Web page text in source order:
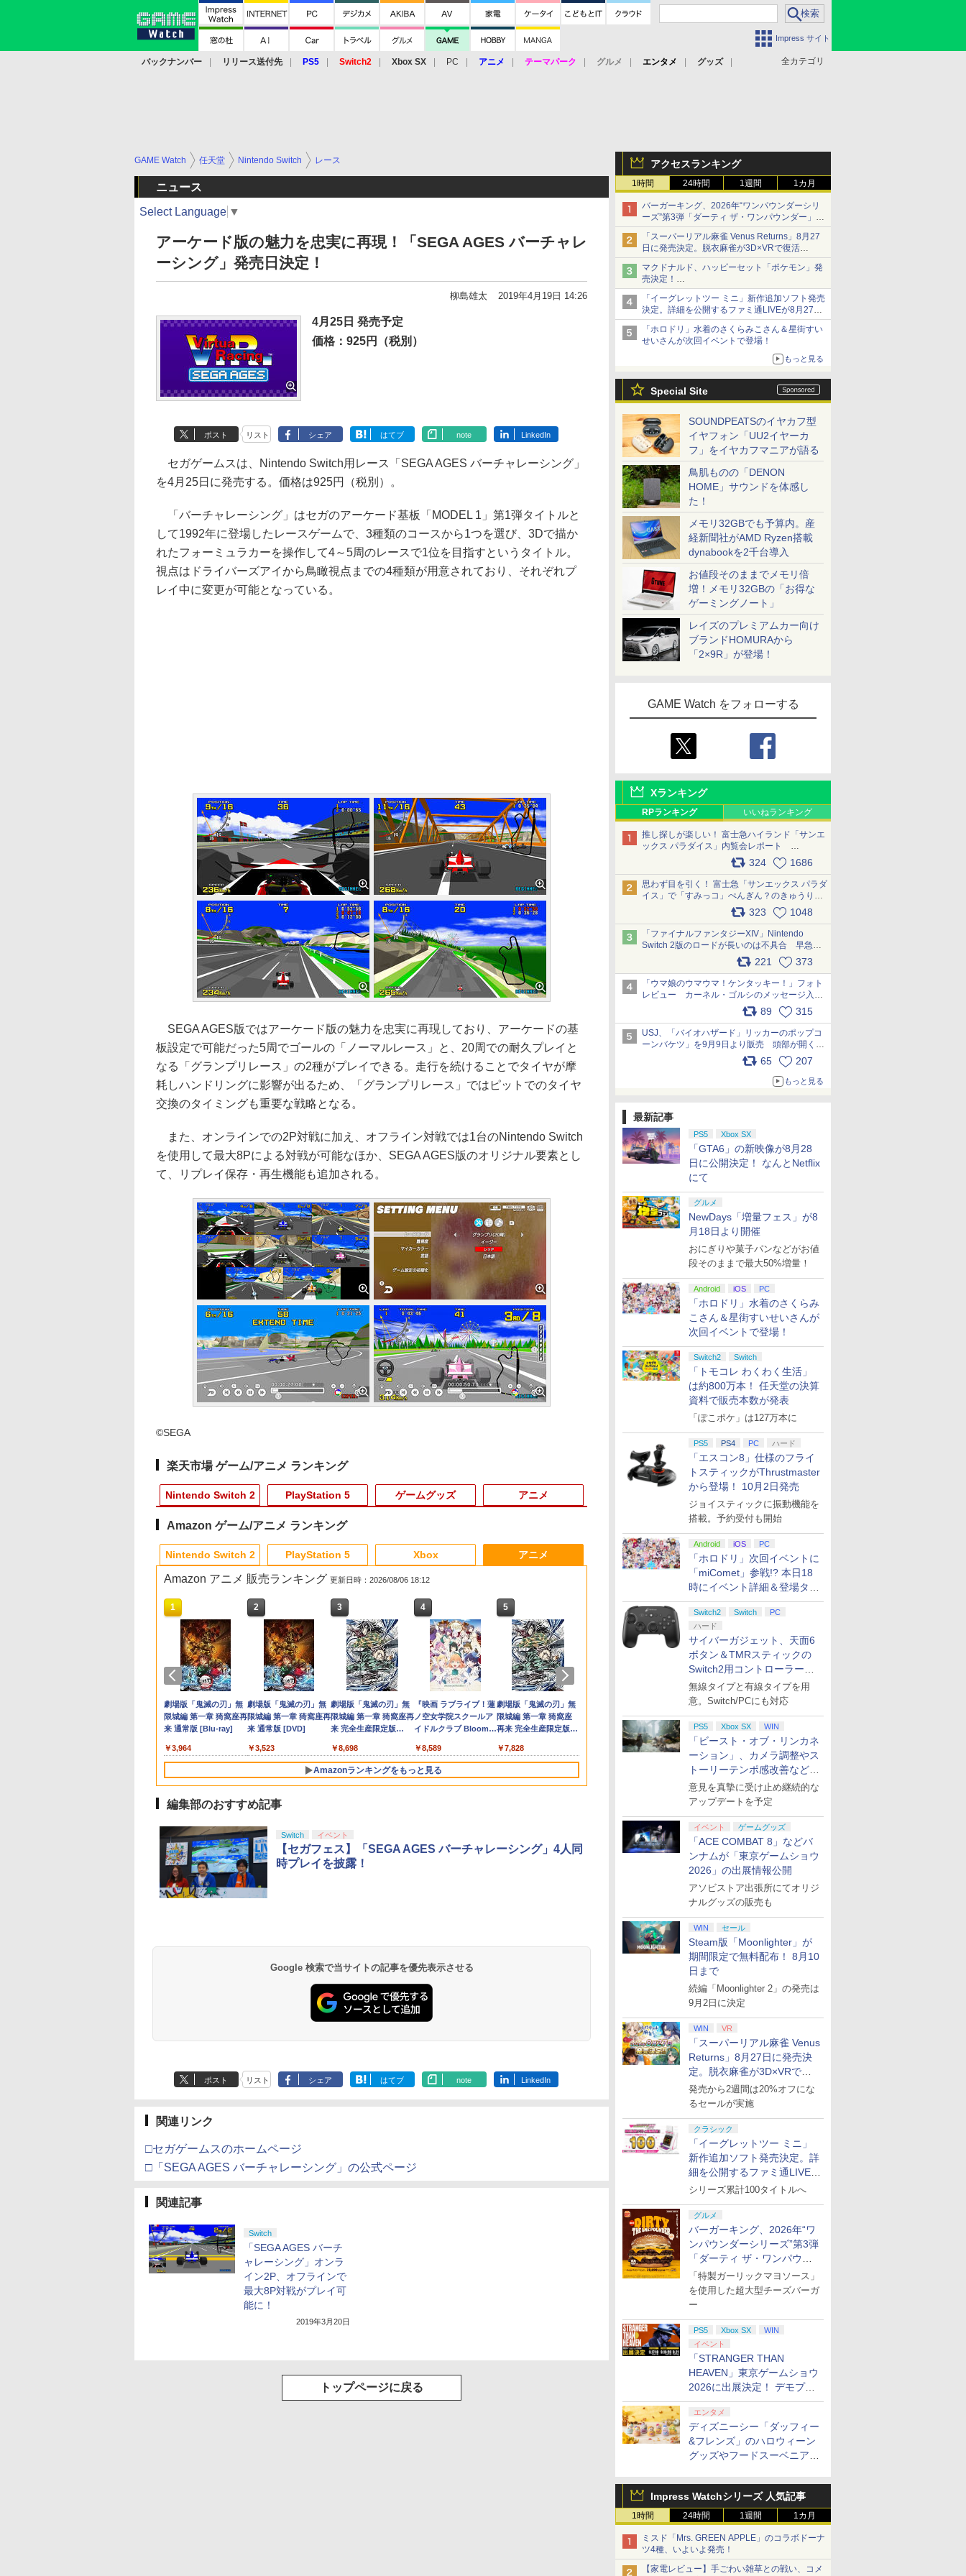
Impress サイト
全カテゴリ
バックナンバー リリース送付先 PS5 Switch2 Xbox SX PC アニメ テーマパーク グルメ エンタメ
グッズ
アクセスランキング
1時間 24時間 1週間 1カ月
バーガーキング、2026年“ワンパウンダーシリ
ーズ”第3弾「ダーティ ザ・ワンパウンダー」を
8月7日発売
「特製ガーリックマヨソース」を使用した超大
型チーズバーガー
「スーパーリアル麻雀 Venus Returns」8月27
日に発売決定。脱衣麻雀が3D×VRで復活
発売から2週間は20%オフになるセールが実施
マクドナルド、ハッピーセット「ポケモン」発
売決定！
ポケモン30周年記念で30匹が大集合
「イーグレットツー ミニ」新作追加ソフト発売
決定。詳細を公開するファミ通LIVEが8月27日
20時から配信
シリーズ累計100タイトルへ
「ホロドリ」水着のさくらみこさん＆星街すい
せいさんが次回イベントで登場！
もっと見る
Special Site
SOUNDPEATSのイヤカフ型
イヤフォン「UU2イヤーカ
フ」をイヤカフマニアが語る
鳥肌ものの「DENON
HOME」サウンドを体感し
た！
メモリ32GBでも予算内。産
経新聞社がAMD Ryzen搭載
dynabookを2千台導入
お値段そのままでメモリ倍
増！メモリ32GBの「お得な
ゲーミングノート」
レイズのプレミアムカー向け
ブランドHOMURAから
「2×9R」が登場！
GAME Watch をフォローする
Xランキング
RPランキング いいねランキング
推し探しが楽しい！ 富士急ハイランド「サンエ
ックス パラダイス」内覧会レポート
324 1686
思わず目を引く！ 富士急「サンエックス パラダ
イス」で「すみっコ」ぺんぎん？のきゅうりド
ッグを食べてみた イラストそのままのメニュ
ー化に挑戦。これが意外にもおいしい
pic.x.com/Kgl04hZaeg
323 1048
「ファイナルファンタジーXIV」Nintendo
Switch 2版のロードが長いのは不具合 早急に
アップデートできるよう対応中221 373
「ウマ娘のウマウマ！ケンタッキー！」フォト
レビュー カーネル・ゴルシのメッセージ入り
パッケージや描き下ろしトレカなどが登場
89 315
USJ、「バイオハザード」リッカーのポップコ
ーンバケツ」を9月9日より販売 頭部が開く仕
組み。味は恐怖を堪のう「味噌フレーバー」
65 207
もっと見る
最新記事
PS5 Xbox SX
「GTA6」の新映像が8月28
日に公開決定！ なんとNetflix
にて
グルメ
NewDays「増量フェス」が8
月18日より開催
おにぎりや菓子パンなどがお値
段そのままで最大50%増量！
Android iOS PC
「ホロドリ」水着のさくらみ
こさん＆星街すいせいさんが
次回イベントで登場！
Switch2 Switch
「トモコレ わくわく生活」
は約800万本！ 任天堂の決算
資料で販売本数が発表
「ぽこポケ」は127万本に
PS5 PS4 PC ハード
「エスコン8」仕様のフライ
トスティックがThrustmaster
から登場！ 10月2日発売
ジョイスティックに振動機能を
搭載。予約受付も開始
Android iOS PC
「ホロドリ」次回イベントに
「miComet」参戦!? 本日18
時にイベント詳細＆登場タレ
ント公開
Switch2 Switch
PC
ハード
サイバーガジェット、天面6
ボタン＆TMRスティックの
Switch2用コントローラーを9
月下旬発売！
無線タイプと有線タイプを用
意。Switch/PCにも対応
PS5 Xbox SX WIN
「ビースト・オブ・リンカネ
ーション」、カメラ調整やス
トーリーテンポ感改善などの
アプデを1週間以内に実施
意見を真摯に受け止め継続的な
アップデートを予定
イベント ゲームグッズ
「ACE COMBAT 8」などバ
ンナムが「東京ゲームショウ
2026」の出展情報公開
アソビストア出張所にてオリジ
ナルグッズの販売も
WIN セール
Steam版「Moonlighter」が
期間限定で無料配布！ 8月10
日まで
続編「Moonlighter 2」の発売は
9月2日に決定
WIN VR
「スーパーリアル麻雀 Venus
Returns」8月27日に発売決
定。脱衣麻雀が3D×VRで復
活
発売から2週間は20%オフにな
るセールが実施
クラシック
「イーグレットツー ミニ」
新作追加ソフト発売決定。詳
細を公開するファミ通LIVEが
8月27日20時から配信
シリーズ累計100タイトルへ
グルメ
バーガーキング、2026年“ワ
ンパウンダーシリーズ”第3弾
「ダーティ ザ・ワンパウン
ダー」を8月7日発売
「特製ガーリックマヨソース」
を使用した超大型チーズバーガ
ー
PS5 Xbox SX
WIN
イベント
「STRANGER THAN
HEAVEN」東京ゲームショウ
2026に出展決定！ デモプレ
イや体験型展示も
エンタメ
ディズニーシー「ダッフィー
&フレンズ」のハロウィーン
グッズやフードスーベニアが
Impress Watchシリーズ 人気記事
1時間 24時間 1週間 1カ月
ミスド「Mrs. GREEN APPLE」のコラボドーナ
ツ4種、いよいよ発売！
【家電レビュー】手ごわい雑草との戦い、コメ
GAME Watch 任天堂 Nintendo Switch レース
ニュース
Select Language ▼
アーケード版の魅力を忠実に再現！「SEGA AGES バーチャレ
ーシング」発売日決定！
柳島雄太 2019年4月19日 14:26
4月25日 発売予定
価格：925円（税別）
ポスト リスト シェア はてブ note LinkedIn
セガゲームスは、Nintendo Switch用レース「SEGA AGES バーチャレーシング」
を4月25日に発売する。価格は925円（税別）。
「バーチャレーシング」はセガのアーケード基板「MODEL 1」第1弾タイトルと
して1992年に登場したレースゲームで、3種類のコースから1つを選び、3Dで描か
れたフォーミュラカーを操作して4～5周のレースで1位を目指すというタイトル。
視点はドライバーズアイから鳥瞰視点までの4種類が用意されており、それぞれプ
レイ中に変更が可能となっている。
SEGA AGES版ではアーケード版の魅力を忠実に再現しており、アーケードの基
板設定で可能だった5周でゴールの「ノーマルレース」と、20周での耐久プレイと
なる「グランプリレース」の2種がプレイできる。走行を続けることでタイヤが摩
耗しハンドリングに影響が出るため、「グランプリレース」ではピットでのタイヤ
交換のタイミングも重要な戦略となる。
また、オンラインでの2P対戦に加え、オフライン対戦では1台のNintendo Switch
を使用して最大8Pによる対戦が可能なほか、SEGA AGES版のオリジナル要素とし
て、リプレイ保存・再生機能も追加される。
©SEGA
楽天市場 ゲーム/アニメ ランキング
Nintendo Switch 2
1
Nintendo Switch 2 ド
ンキーコング バナンザ
スイッチ2 ゲームソフ
ト 新品 ゲーム パッケ
ージ版
￥7,535
2
【特典】超新時空ゲイ
ム ネプテューヌ∞
Switch2版(【早期購入
外付特典】【DLC】発
売記念グッズ付きスタ
ートダッシュセット)
￥7,722
3
【楽天ブックス限定特
典+特典】鬼滅の刃 ヒ
ノカミ血風譚2
Nintendo Switch 2
Edition ＋ 「無限城編
第一章」キャラクター
パス(ステッカー二種+
【外付先着購入特典】
制作「無限城編 第一
章」キャラクターパス
ゲームビジュアル ステ
￥7,810
4
ゼルダの伝説 ティア
ーズ オブ ザ キングダ
ム Nintendo Switch 2
Edition 【Switch2】
NXS-P-AXN7B
￥7,830
任天堂 【Switch2】ゼ
ルダの伝説 ティアーズ
オブ ザ キングダム
Nintendo Switch 2
Edition [NXS-P-
AXN7B NSW2 ゼルダ
ノデンセツ ティア-ズ
オブ ザ キングダム]
￥7,830
【特典】ドラゴンクエ ★エントリーでポイン
ト5倍★[09月17日発売
予約][ニンテンドース
イッチ2ソフト] 空の軌
跡 ザ セカンド 通常版
[NXS-P-BTWMC] *予約
特典付
￥7,999
8
【特典】NBA 2K27
Switch2版(【先着購入
封入特典】
10,001VC（ゲーム内通
貨）（DLC引換コー
ド）)
￥8,041
PlayStation 5
1
【特典】Marvel’s
Wolverine(【早期購入
封入特典】DLC)
￥7,620
2
【特典】プロ野球スピ
リッツ2026(【早期購入
封入特典】DLCチラシ)
￥7,626
3
Beast of
Reincarnation
【PS5】
￥7,630
4
【PowerA 公式スト
ア】パワーエー ソロ
チャージングステーシ
ョン for DualSense®
and DualSense
Edge™ ワイヤレスコ
ントローラー
【PlayStation®公式ラ
年保証
￥2,200
STRASSE SIM用 ドラ
イビングシューズ ハイ
カット 靴 レーシング
シューズ ゲーミングシ
ューズ グリップ 快適
なペダルワークを実
現！[ストラッセ ハン
コン ハンドルコントロ
ースゲーム グランツー
テ]
￥7,980
【特典】NBA 2K27
【特典】三國志14 with
パワーアップキット
Complete Edition
PS5版(【早期購入封入
特典】シナリオ「覇気
雄心」)
￥8,228
8
日本マイクロソフト
【特典付】【PS5】
Fable [ELJM-30990
PS5 フェイブル]
￥8,320
ゲームグッズ
1
【中古】サカつく2002
J.LEAGUEプロサッカ
ークラブをつくろう!
￥418
2
Switch2 ケース スイッ
チ2 Nintendo 対応 ス
イッチ スイッチツー 名
入れ かわいい ニンテン
ドースイッチ カバー ポ
ーチ switch Lite 新型
本体 ジョイコン ソフト
ケーブル 収納可能 ポー
クリスマス プレゼント
￥1,300
3
PlayVital Switch
2(2025年モデル) 対応
メッシュ防塵カバー 通
気性 スイッチ2対応キ
ズ防止 排熱設計 ダスト
カバー ドックに装着し
たまま使用可能 保護ス
リーブ 【メッシュ ブラ
￥3,048
4
Switch2 120Hz対応 ポ
ータブル ドック ドッ
キングステーション デ
ュアルファン 最大
4K/144Hz HDMI2.1
VRR/HDR対応
PD100W 折りたたみ 多
機種対応 Steam Deck
ポート×3 有線LANポー
ト ◇SD009
￥6,980
【中古】Wii U スーパ
ーマリオメーカー セッ
￥7,480
【中古】SONY
【中古】KONAMI
pop'n music専用コン
トローラ コンパクトモ
デル BF014【大宮東
口】保証期間1週間【ラ
ンクC】
￥8,980
8
脳遊記 【 頭の体操 脳
トレ 脳のトレーニング
脳活グッズ 麻雀 将棋
囲碁 競走馬育成 RPG
ソフト不要 名作ゲーム
のうゆうき テレビゲー
ム TVゲーム 】
￥9,168
アニメ
1
【中古】【Blu−ray】
君の名は。 スタンダ
ード・エディション
シール付 / 新海誠【監
￥980
2
劇場版 転生したらスラ
イムだった件 蒼海の涙
編 (Blu-ray通常版)
【Blu-ray】 [ 岡咲美保
￥4,976
3
Hot For Teacher DVD
即納 dvd complete
BOX 北米版 USA正規
品 全2話 全話 完全収録
アニメ 美少女アニメ 日
本語 英語 Hot For
TEACHER dvd コンプ
リート
￥6,600
4
ミュージカル「忍たま
乱太郎」第15弾 忍術学
園 学園祭【Blu-ray】 [
(ミュージカル) ]
￥7,722
ミュージカル『刀剣乱
舞』 ～静かなる夜半の
寝ざめ～【Blu-ray】 [
ミュージカル『刀剣乱
舞』 ]
￥7,821
この世界の（さらにい 「多聞くん今どっ
ち!?」3【Blu-ray】 [
師走ゆき ]
￥8,044
8
進撃の巨人 OAD
Archive【Blu-ray】 [
諫山創 ]
￥8,169
Amazon ゲーム/アニメ ランキング
Nintendo Switch 2
1
スプラトゥーン レイダ
ース|オンラインコード
版
￥5,832
2
スプラトゥーン レイダ
ース -Switch2
￥6,455
3
Nintendo Switch 2(日
本語・国内専用)
￥55,603
4
ニンテンドープリペイ
ド番号 9000円|オンラ
インコード版
￥9,000
5
ニンテンドープリペイ
ド番号 5000円|オンラ
インコード版
￥5,000
ド番号 1000円|オンラ
インコード版
ニンテンドープリペイ
ド番号 500円|オンライ
ンコード版
￥500
8
ニンテンドープリペイ
ド番号 2000円|オンラ
インコード版
￥2,000
PlayStation 5
1
PlayStation 5 デジタ
ル・エディション 日本
語専用 Console
only (CFI-2200B01)
￥55,000
2
Beast of
Reincarnation -PS5
【特典】プロダクトコ
￥7,286
3
【純正品】ディスクド
ライブ(CFI-ZDD1J)
PlayStation 5
￥11,849
4
【純正品】DualSense
ワイヤレスコントロー
ラー ミッドナイト ブ
￥10,737
5
【純正品】DualSense
ワイヤレスコントロー
ラー(CFI-ZCT2J)
￥10,737
トアチケット 10,000円|
オンラインコード版
￥10,000
【PS5】進撃の巨人３
【メーカー特典あり】
【早期購入特典】「キ
ャラクターエディット
パーツ：自由の翼パー
カー」DLC 同梱
￥9,680
8
PlayStation 5 デジタ
ル・エディション 日本
語専用 (CFI-2200B01)
+ ディスクドライブ
(CFI-ZDD1J) セット
￥66,849
Xbox
1
【純正品】Xbox ワイ
ヤレス コントローラー
+ USB-C® ケーブル
￥8,300
2
Xbox プリペイドカー
ド 5,000円 デジタルコ
ード 【旧 Xbox ギフト
コード]
￥5,000
3
【純正品】Xbox ワイ
ヤレス コントローラー
(ロボット ホワイト)
￥7,681
4
【純正品】Xbox 充電
式バッテリー + USB-C
ケーブル
￥2,618
5
【純正品】Xbox ワイ
ヤレス コントローラー
(カーボンブラック)
￥8,020
ワイヤレス コントロー
ラー Series 2 Core
Edition (ホワイト)
￥18,755
【国内正規品】
Thrustmaster スラス
トマスター TH8S シフ
ター - PC、PS4、
PS5、PS5 Pro、Xbox
One、Xbox Series X|S
対応の高精度 H パター
ン シフター
￥14,141
8
Xbox プリペイドカー
ド 2,000円 デジタルコ
ード 【旧 Xbox ギフト
カード】 [オンライン
コード]
￥2,000
アニメ
Amazon アニメ 販売ランキング 更新日時：2026/08/06 18:12
1
劇場版「鬼滅の刃」無
限城編 第一章 猗窩座再
来 通常版 [Blu-ray]
￥3,964
2
劇場版「鬼滅の刃」無
限城編 第一章 猗窩座再
来 通常版 [DVD]
￥3,523
3
劇場版「鬼滅の刃」無
限城編 第一章 猗窩座再
来 完全生産限定版
￥8,698
4
『映画 ラブライブ！蓮
ノ空女学院スクールア
イドルクラブ Bloom
ray（特装限定版）
￥8,589
5
劇場版「鬼滅の刃」無
限城編 第一章 猗窩座
再来 完全生産限定版
￥7,828
REBEL3199 7 [Blu-
【Amazon.co.jp限
定】劇場版「僕の心の
ヤバイやつ」 Blu-
ray（Amazon.co.jp特
典：Blu-rayスリーブケ
ース） [Blu-ray]
￥8,800
8
【Amazon.co.jp限
定】ラブライブ！スー
パースター!! Liella!
7th LoveLive! ～Fly!
MUSIC WORLD♪～
Blu-ray BOX - Liella!
(ビジュアルシート11枚
セット付き)
￥27,500
Amazonランキングをもっと見る
編集部のおすすめ記事
Switch イベント
【セガフェス】「SEGA AGES バーチャレーシング」4人同
時プレイを披露！
Google 検索で当サイトの記事を優先表示させる
ポスト リスト シェア はてブ note LinkedIn
関連リンク
□セガゲームスのホームページ
□「SEGA AGES バーチャレーシング」の公式ページ
関連記事
Switch
「SEGA AGES バーチ
ャレーシング」オンラ
イン2P、オフラインで
最大8P対戦がプレイ可
能に！
2019年3月20日
トップページに戻る